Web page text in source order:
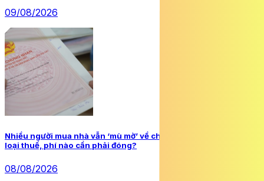
09/08/2026
Nhiều người mua nhà vẫn ‘mù mờ’ về chi phí làm sổ đỏ: Những
loại thuế, phí nào cần phải đóng?
08/08/2026